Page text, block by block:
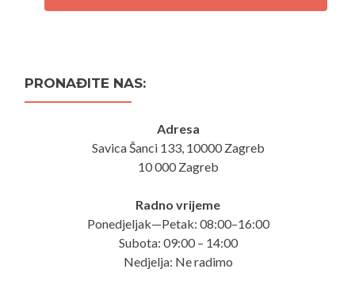
PRONAĐITE NAS:
Adresa
Savica Šanci 133, 10000 Zagreb
10 000 Zagreb
Radno vrijeme
Ponedjeljak—Petak: 08:00–16:00
Subota: 09:00 – 14:00
Nedjelja: Ne radimo